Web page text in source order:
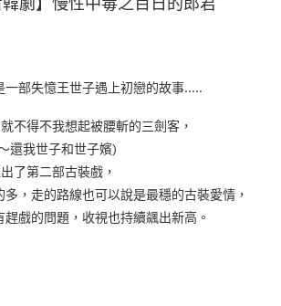
一部失憶王世子遇上初戀的故事…..
不得不我想起被腰斬的三劍客，
還我世子和世子嬪)
了第二部古裝戲，
，走的路線也可以說是最穩的古裝愛情，
戲的問題，收視也持續飊出新高。